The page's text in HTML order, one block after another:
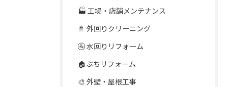
🏭 工場・店舗メンテナンス
🚿 外回りクリーニング
🚰 水回りリフォーム
🏠ぷちリフォーム
🎨 外壁・屋根工事